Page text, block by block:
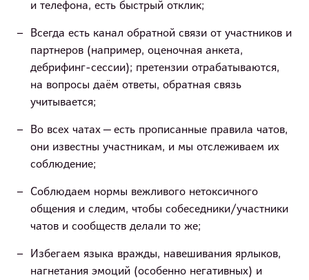
и телефона, есть быстрый отклик;
Всегда есть канал обратной связи от участников и
партнеров (например, оценочная анкета,
дебрифинг-сессии); претензии отрабатываются,
на вопросы даём ответы, обратная связь
учитывается;
Во всех чатах — есть прописанные правила чатов,
они известны участникам, и мы отслеживаем их
соблюдение;
Соблюдаем нормы вежливого нетоксичного
общения и следим, чтобы собеседники/участники
чатов и сообществ делали то же;
Избегаем языка вражды, навешивания ярлыков,
нагнетания эмоций (особенно негативных) и